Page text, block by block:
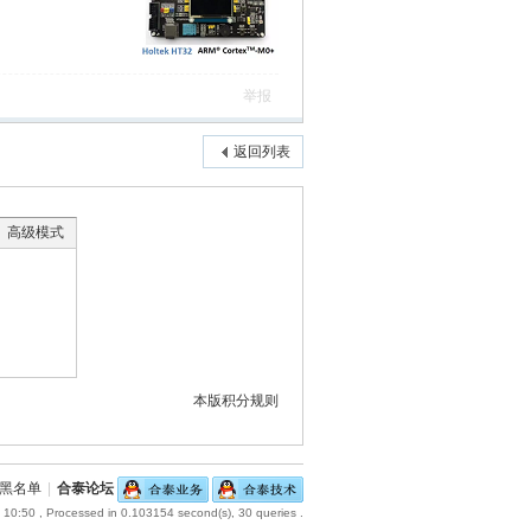
举报
返回列表
高级模式
本版积分规则
黑名单 合泰论坛
10:50 , Processed in 0.103154 second(s), 30 queries .